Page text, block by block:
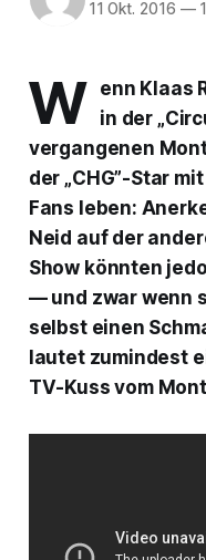
11 Okt. 2016 —
W enn Klaas
in der
vergangenen
der „CHG”-Star
Fans leben:
Neid auf der
Show könnten
— und zwar wenn
selbst einen
lautet zumindest
TV-Kuss vom